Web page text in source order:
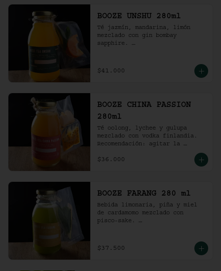
BOOZE UNSHU 280ml
Té jazmín, mandarina, limón
mezclado con gin bombay
sapphire.
con hielo al gusto.
$41.000
BOOZE CHINA PASSION
280ml
Té oolong, lychee y gulupa
mezclado con vodka finlandia.
Recomendación: agitar la
con hielo al gusto.
$36.000
BOOZE FARANG 280 ml
Bebida limonaria, piña y miel
de cardamomo mezclado con
pisco-sake.
con hielo al gusto.
$37.500